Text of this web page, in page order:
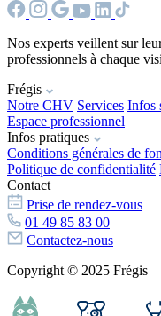
Nos experts veillent sur
professionnels à chaque
Frégis
Notre CHV Services Infos
Espace professionnel
Infos pratiques
Conditions générales de
Politique de confidentialité
Contact
Prise de rendez-vous
01 49 85 83 00
Contactez-nous
Copyright © 2025 Frégis